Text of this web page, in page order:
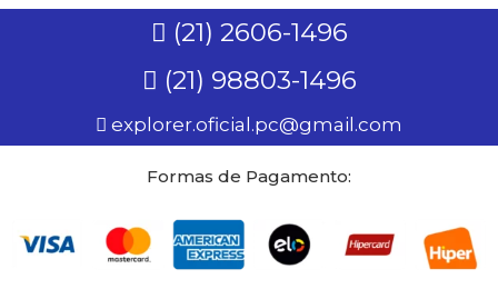
(21) 2606-1496
(21) 98803-1496
explorer.oficial.pc@gmail.com
Formas de Pagamento: